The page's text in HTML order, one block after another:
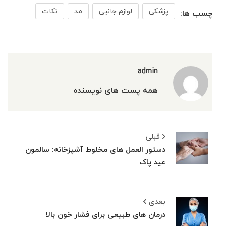
برچسب ها: پزشکی لوازم جانبی نکات
admin
همه پست های نویسنده
قبلی
دستور العمل های مخلوط آشپزخانه: سالمون
عید پاک
بعدی
درمان های طبیعی برای فشار خون بالا